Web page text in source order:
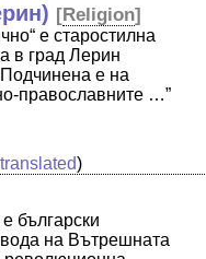
[Religion]
е старостилна
в град Лерин
е на
православните …”
)
български
на Вътрешната